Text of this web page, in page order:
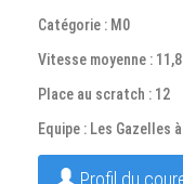
Catégorie : M0
Vitesse moyenne :
Place au scratch : 12
Equipe : Les Gazelles
Profil du